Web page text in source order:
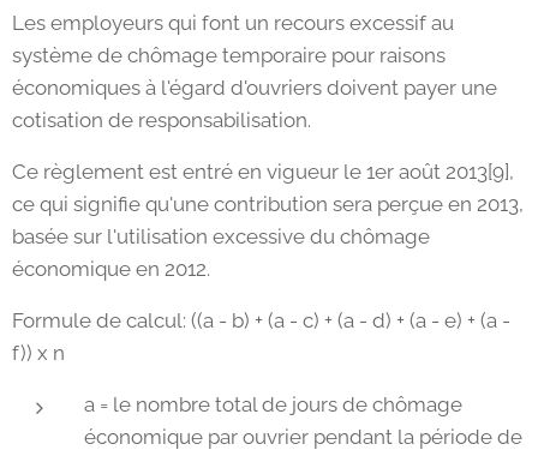
Les employeurs qui font un recours excessif au
système de chômage temporaire pour raisons
économiques à l'égard d'ouvriers doivent payer une
cotisation de responsabilisation.
Ce règlement est entré en vigueur le 1er août 2013[9],
ce qui signifie qu'une contribution sera perçue en 2013,
basée sur l'utilisation excessive du chômage
économique en 2012.
Formule de calcul: ((a - b) + (a - c) + (a - d) + (a - e) + (a -
f)) x n
a = le nombre total de jours de chômage
économique par ouvrier pendant la période de